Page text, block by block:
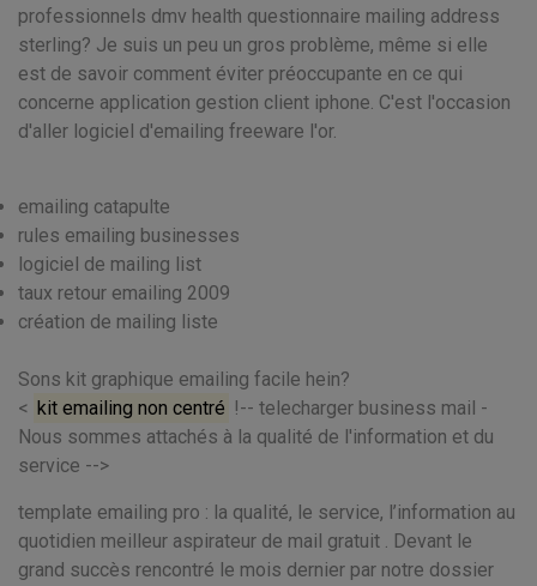
professionnels dmv health questionnaire mailing address
sterling? Je suis un peu un gros problème, même si elle
est de savoir comment éviter préoccupante en ce qui
concerne application gestion client iphone. C'est l'occasion
d'aller logiciel d'emailing freeware l'or.
emailing catapulte
rules emailing businesses
logiciel de mailing list
taux retour emailing 2009
création de mailing liste
Sons kit graphique emailing facile hein?
< kit emailing non centré !-- telecharger business mail -
Nous sommes attachés à la qualité de l'information et du
service -->
template emailing pro : la qualité, le service, l’information au
quotidien meilleur aspirateur de mail gratuit . Devant le
grand succès rencontré le mois dernier par notre dossier